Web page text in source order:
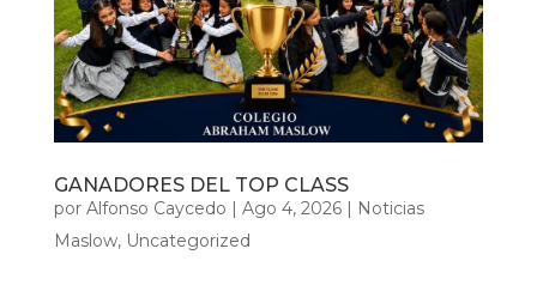
GANADORES DEL TOP CLASS
por Alfonso Caycedo | Ago 4, 2026| Noticias
Maslow, Uncategorized